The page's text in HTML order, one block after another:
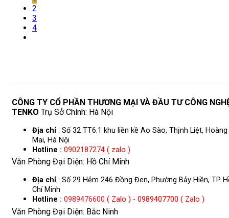
2
3
4
CÔNG TY CỔ PHẦN THƯƠNG MẠI VÀ ĐẦU TƯ CÔNG
TENKO Trụ Sở Chính: Hà Nội
Địa chỉ : Số 32 TT6.1 khu liền kề Ao Sào, Thịnh Liệt, Hoàng
Mai, Hà Nội
Hotline : 0902187274 ( zalo )
Văn Phòng Đại Diện: Hồ Chí Minh
Địa chỉ : Số 29 Hẻm 246 Đồng Đen, Phường Bảy Hiền, TP
Chí Minh
Hotline : 0989476600 ( Zalo ) - 0989407700 ( Zalo )
Văn Phòng Đại Diện: Bắc Ninh